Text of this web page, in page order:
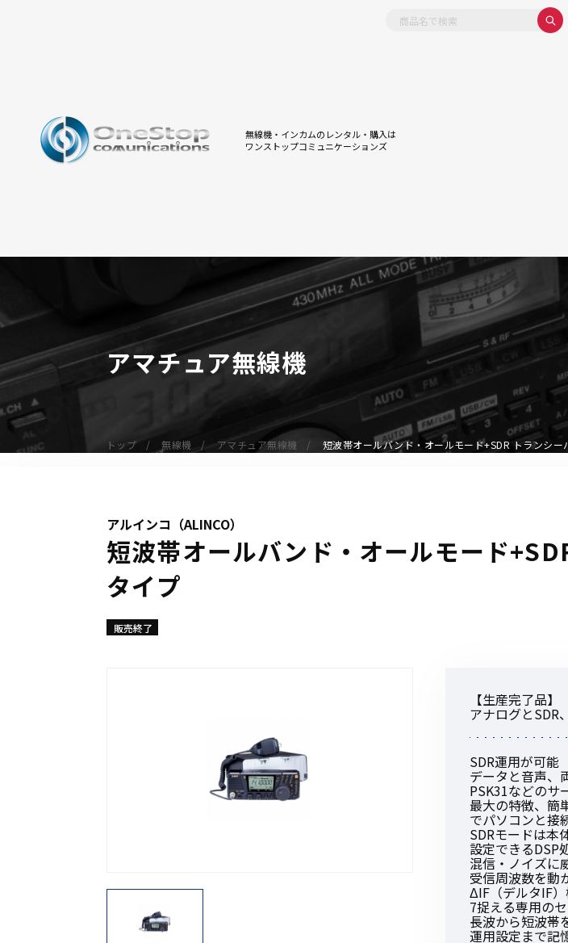
無線機・インカムのレンタル・購入は
ワンストップコミュニケーションズ
無線機
デジタル無線機（登録局）
デジタル無線機（免許局）
受信機（レシーバー）
アマチュア無線機
アクセサリー
イヤホンマ
スピーカー
イヤホン
ベルトクリ
初めてご
金額から探す
販売商品から
アマチュア無線機
トップ 無線機 アマチュア無線機 短波帯オールバンド・オールモード+SDR トランシ
アルインコ（ALINCO）
短波帯オールバンド・オールモード
タイプ
販売終了
【生産完了品】
アナログとSDR
SDR運用が可能
データと音声、
PSK31などのサ
最大の特徴、簡
でパソコンと接
SDRモードは本
設定できるDSP
混信・ノイズに
受信周波数を動
ΔIF（デルタIF
7捉える専用の
長波から短波帯
運用設定まで記